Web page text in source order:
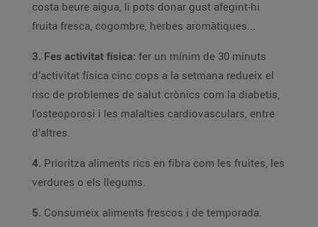
costa beure aigua, li pots donar gust afegint-hi
fruita fresca, cogombre, herbes aromàtiques...
3. Fes activitat física: fer un mínim de 30 minuts
d’activitat física cinc cops a la setmana redueix el
risc de problemes de salut crònics com la diabetis,
l'osteoporosi i les malalties cardiovasculars, entre
d’altres.
4. Prioritza aliments rics en fibra com les fruites, les
verdures o els llegums.
5. Consumeix aliments frescos i de temporada.